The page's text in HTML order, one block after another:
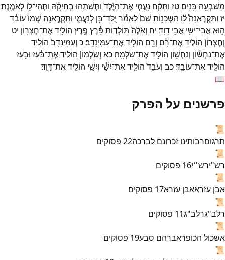
מִשִּׁבְעָ֖ה בָּנִֽים׃ טז וַתִּקַּ֨ח נָעֳמִ֤י אֶת־הַיֶּ֙לֶד֙ וַתְּשִׁתֵ֣הוּ בְחֵיקָ֔הּ וַתְּהִי־ל֖וֹ לְאֹמֶֽנֶת׃
יז וַתִּקְרֶאנָה֩ל֨וֹ הַשְּׁכֵנ֥וֹת שֵׁם֙לֵאמֹ֔ר יֻלַּד־בֵּ֖ן לְנָעֳמִ֑י וַתִּקְרֶ֤אנָֽה שְׁמוֹ֙עוֹבֵ֔ד
ה֥וּאאֲבִי־יִשַׁ֖י אֲבִ֥י דָוִֽד׃ יח וְאֵ֙לֶּה֙ תּוֹלְד֣וֹת פָּ֔רֶץ פֶּ֖רֶץ הוֹלִ֥ידאֶת־חֶצְרֽוֹן׃ יט
וְחֶצְרוֹן֙ הוֹלִ֣ידאֶת־רָ֔ם וְרָ֖ם הוֹלִ֥ידאֶת־עַמִּֽינָדָֽב׃כ וְעַמִּֽינָדָב֙ הוֹלִ֣יד
אֶת־נַחְשׁ֔וֹן וְנַחְשׁ֖וֹן הוֹלִ֥ידאֶת־שַׂלְמָֽה׃ כא וְשַׂלְמוֹן֙ הוֹלִ֣ידאֶת־בֹּ֔עַז וּבֹ֖עַז
הוֹלִ֥ידאֶת־עוֹבֵֽד׃כב וְעֹבֵד֙ הוֹלִ֣ידאֶת־יִשָׁ֔י וְיִשַׁ֖י הוֹלִ֥ידאֶת־דָּוִֽד׃
📖
פרשנים על הפרק
📜
תרגוםרבותינו זכרונם לברכה22 פסוקים
📜
רש"ירש״י16 פסוקים
📜
אבן עזראאבן עזרא17 פסוקים
📜
רלב"גרלב"ג11 פסוקים
📜
אשכול הכופראברהם סבע19 פסוקים
📜